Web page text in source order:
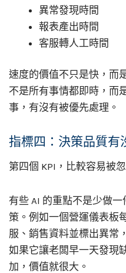
異常發現時間
報表產出時間
客服轉人工時間
速度的價值不只是快，而
不是所有事情都即時，而
事，有沒有被優先處理。
指標四：決策品質有
第四個 KPI，比較容易被
有些 AI 的重點不是少做
策。例如一個營運儀表板
服、銷售資料並標出異常
如果它讓老闆早一天發現
加，價值就很大。